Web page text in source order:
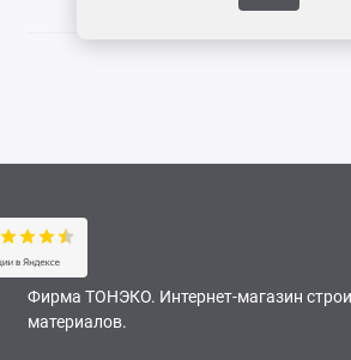
Фирма ТОНЭКО. Интернет-магазин
материалов.